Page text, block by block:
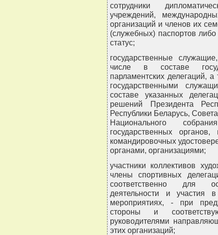
сотрудники
учреждений,
организаций и членов их
(служебных) паспортов
статус;
государственные
числе в составе
парламентских делегаций,
государственными
составе указанных
решений Президента
Республики Беларусь,
Национального
государственных
командировочных
органами, организациями;
участники коллективов
члены спортивных
соответственно для
деятельности и участия
мероприятиях, - при
стороны и
руководителями
этих организаций;